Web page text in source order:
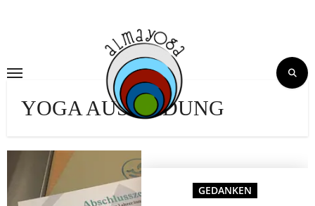
YOGA AUSBILDUNG
GEDANKEN